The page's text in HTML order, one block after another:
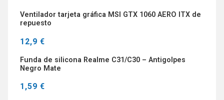
Ventilador tarjeta gráfica MSI GTX 1060 AERO ITX de
repuesto
12,9 €
Funda de silicona Realme C31/C30 – Antigolpes
Negro Mate
1,59 €